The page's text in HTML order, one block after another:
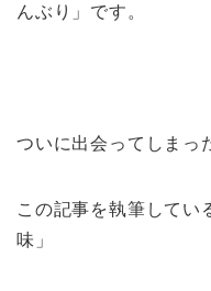
んぶり」です。
ついに出会ってしまっ
この記事を執筆してい
味」